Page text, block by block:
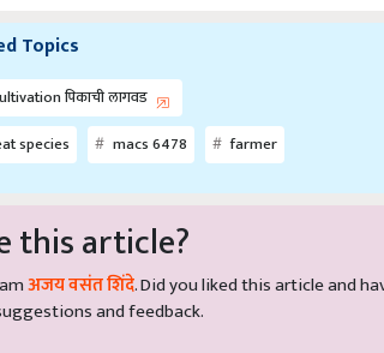
Topics
species
macs 6478
this article?
अजय वसंत शिंदे. Did you liked this article and
and feedback.